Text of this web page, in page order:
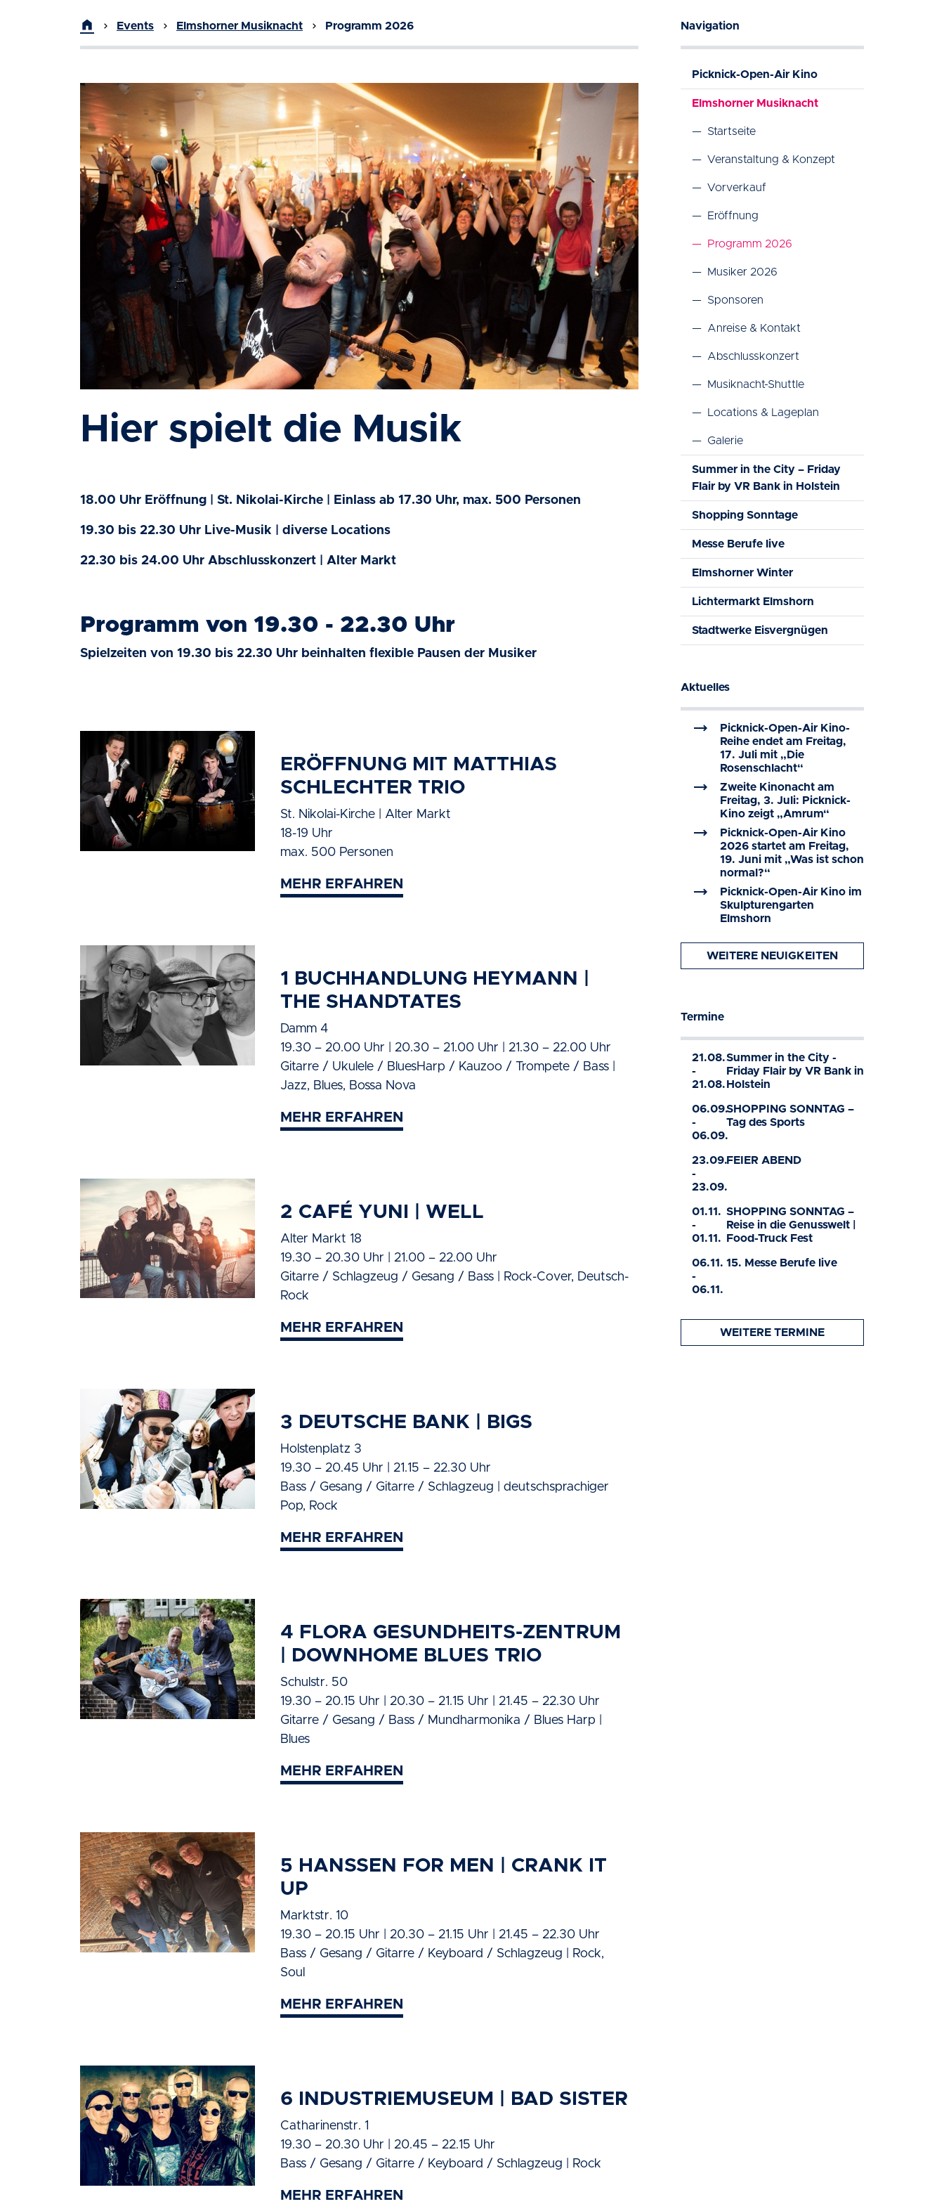
home Events Elmshorner Musiknacht Programm 2026
Hier spielt die Musik
18.00 Uhr Eröffnung | St. Nikolai-Kirche | Einlass ab 17.30 Uhr, max. 500 Personen
19.30 bis 22.30 Uhr Live-Musik | diverse Locations
22.30 bis 24.00 Uhr Abschlusskonzert | Alter Markt
Programm von 19.30 - 22.30 Uhr
Spielzeiten von 19.30 bis 22.30 Uhr beinhalten flexible Pausen der Musiker
ERÖFFNUNG MIT MATTHIAS
SCHLECHTER TRIO
St. Nikolai-Kirche | Alter Markt
18-19 Uhr
max. 500 Personen
MEHR ERFAHREN
1 BUCHHANDLUNG HEYMANN |
THE SHANDTATES
Damm 4
19.30 – 20.00 Uhr | 20.30 – 21.00 Uhr | 21.30 – 22.00 Uhr
Gitarre / Ukulele / BluesHarp / Kauzoo / Trompete / Bass |
Jazz, Blues, Bossa Nova
MEHR ERFAHREN
2 CAFÉ YUNI | WELL
Alter Markt 18
19.30 – 20.30 Uhr | 21.00 – 22.00 Uhr
Gitarre / Schlagzeug / Gesang / Bass | Rock-Cover, Deutsch-
Rock
MEHR ERFAHREN
3 DEUTSCHE BANK | BIGS
Holstenplatz 3
19.30 – 20.45 Uhr | 21.15 – 22.30 Uhr
Bass / Gesang / Gitarre / Schlagzeug | deutschsprachiger
Pop, Rock
MEHR ERFAHREN
4 FLORA GESUNDHEITS-ZENTRUM
| DOWNHOME BLUES TRIO
Schulstr. 50
19.30 – 20.15 Uhr | 20.30 – 21.15 Uhr | 21.45 – 22.30 Uhr
Gitarre / Gesang / Bass / Mundharmonika / Blues Harp |
Blues
MEHR ERFAHREN
5 HANSSEN FOR MEN | CRANK IT
UP
Marktstr. 10
19.30 – 20.15 Uhr | 20.30 – 21.15 Uhr | 21.45 – 22.30 Uhr
Bass / Gesang / Gitarre / Keyboard / Schlagzeug | Rock,
Soul
MEHR ERFAHREN
6 INDUSTRIEMUSEUM | BAD SISTER
Catharinenstr. 1
19.30 – 20.30 Uhr | 20.45 – 22.15 Uhr
Bass / Gesang / Gitarre / Keyboard / Schlagzeug | Rock
MEHR ERFAHREN
Navigation
Picknick-Open-Air Kino
Elmshorner Musiknacht
— Startseite
— Veranstaltung & Konzept
— Vorverkauf
— Eröffnung
— Programm 2026
— Musiker 2026
— Sponsoren
— Anreise & Kontakt
— Abschlusskonzert
— Musiknacht-Shuttle
— Locations & Lageplan
— Galerie
Summer in the City – Friday
Flair by VR Bank in Holstein
Shopping Sonntage
Messe Berufe live
Elmshorner Winter
Lichtermarkt Elmshorn
Stadtwerke Eisvergnügen
Aktuelles
trending_flat
Picknick-Open-Air Kino-
Reihe endet am Freitag,
17. Juli mit „Die
Rosenschlacht“
trending_flat
Zweite Kinonacht am
Freitag, 3. Juli: Picknick-
Kino zeigt „Amrum“
trending_flat
Picknick-Open-Air Kino
2026 startet am Freitag,
19. Juni mit „Was ist schon
normal?“
trending_flat
Picknick-Open-Air Kino im
Skulpturengarten
Elmshorn
WEITERE NEUIGKEITEN
Termine
21.08.
-
21.08.
Summer in the City -
Friday Flair by VR Bank in
Holstein
06.09.
-
06.09.
SHOPPING SONNTAG –
Tag des Sports
23.09.
-
23.09.
FEIER ABEND
01.11.
-
01.11.
SHOPPING SONNTAG –
Reise in die Genusswelt |
Food-Truck Fest
06.11.
-
06.11.
15. Messe Berufe live
WEITERE TERMINE